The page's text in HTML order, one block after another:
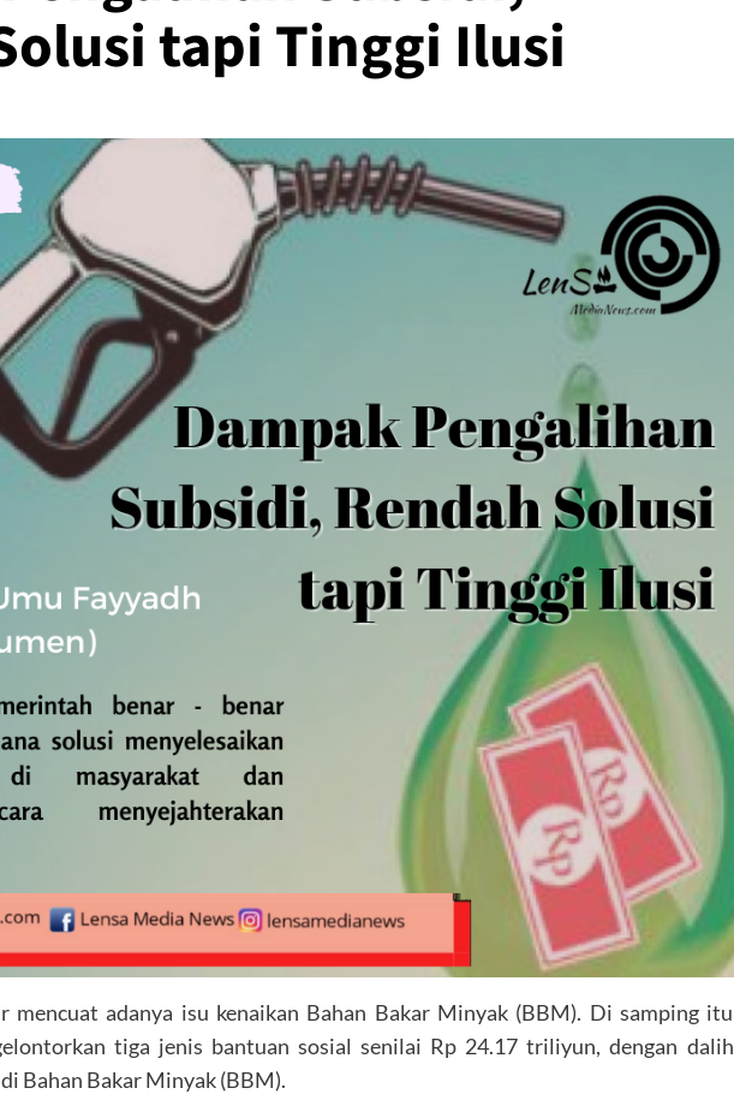
tapi Tinggi Ilusi
mencuat adanya isu kenaikan Bahan Bakar Minyak (BBM). Di samping itu
tiga jenis bantuan sosial senilai Rp 24.17 triliyun, dengan dalih
Bahan Bakar Minyak (BBM).